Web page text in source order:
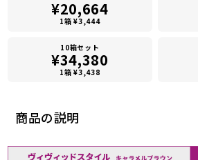
商品の説明
¥20,664
1箱 ¥3,444
10箱セット
¥34,380
1箱 ¥3,438